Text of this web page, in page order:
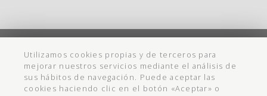
Utilizamos cookies propias y de terceros para
mejorar nuestros servicios mediante el análisis de
sus hábitos de navegación. Puede aceptar las
cookies haciendo clic en el botón «Aceptar» o
Maistendencia todos los derechos reservados
Política de Privacidad Aviso Legal Política de cookies
Ayuda
Condiciones Compra Cadabullos - Diseño Web